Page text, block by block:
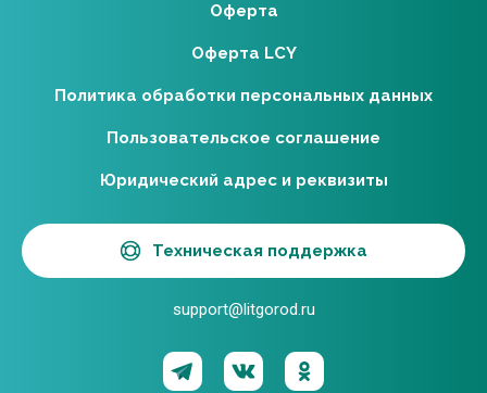
Оферта
Оферта LCY
Политика обработки персональных данных
Пользовательское соглашение
Юридический адрес и реквизиты
Техническая поддержка
support@litgorod.ru